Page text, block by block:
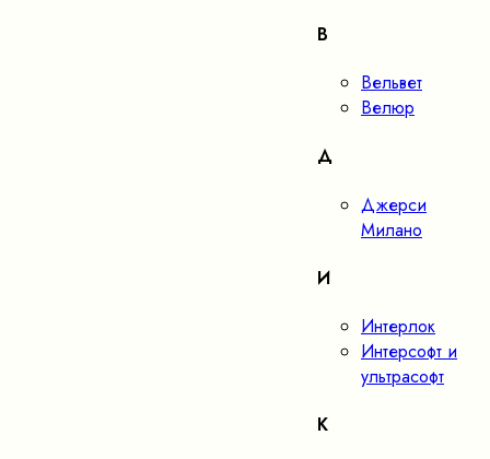
В
Вельвет
Велюр
Д
Джерси
Милано
И
Интерлок
Интерсофт и
ультрасофт
К